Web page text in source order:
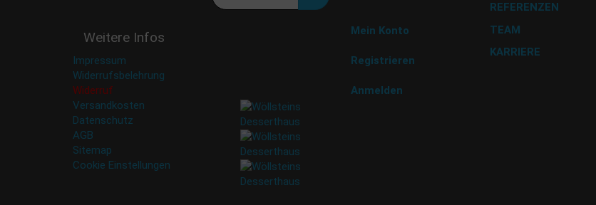
Weitere Infos
Impressum
Widerrufsbelehrung
Widerruf
Versandkosten
Datenschutz
AGB
Sitemap
Cookie Einstellungen
Mein Konto
Registrieren
Anmelden
REFERENZEN
TEAM
KARRIERE